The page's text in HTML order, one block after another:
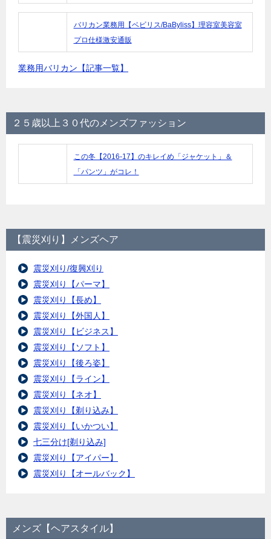
バリカン業務用【ベビリス/BaByliss】理容室美容室
プロ仕様激安通販
業務用バリカン【記事一覧】
２５歳以上３０代のメンズファッション
この冬【2016-17】のキレイめ「ジャケット」＆
「パンツ」がコレ！
【震災刈り】メンズヘア
震災刈り/復興刈り
震災刈り【パーマ】
震災刈り【長め】
震災刈り【外国人】
震災刈り【ビジネス】
震災刈り【ソフト】
震災刈り【後ろ姿】
震災刈り【ライン】
震災刈り【ネオ】
震災刈り【剃り込み】
震災刈り【いかつい】
七三分け[剃り込み]
震災刈り【アイパー】
震災刈り【オールバック】
メンズ【ヘアスタイル】